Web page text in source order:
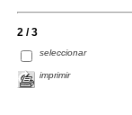
2 / 3
seleccionar
imprimir